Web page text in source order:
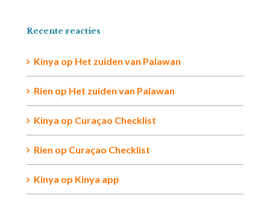
Recente reacties
Kinya op Het zuiden van Palawan
Rien op Het zuiden van Palawan
Kinya op Curaçao Checklist
Rien op Curaçao Checklist
Kinya op Kinya app